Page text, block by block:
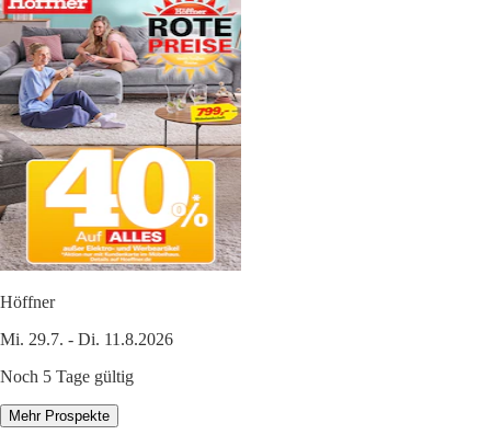
Höffner
Mi. 29.7. - Di. 11.8.2026
Noch 5 Tage gültig
Mehr Prospekte